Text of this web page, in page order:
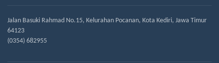
Jalan Basuki Rahmad No.15, Kelurahan Pocanan, Kota Kediri, Jawa Timur
64123
(0354) 682955